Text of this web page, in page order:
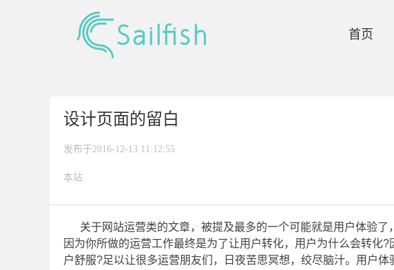
首页
设计页面的留白
发布于2016-12-13 11:12:55
本站
关于网站运营类的文章，被提及最多的一个可能就是用户体验
因为你所做的运营工作最终是为了让用户转化，用户为什么会转化
户舒服?足以让很多运营朋友们，日夜苦思冥想，绞尽脑汁。用户